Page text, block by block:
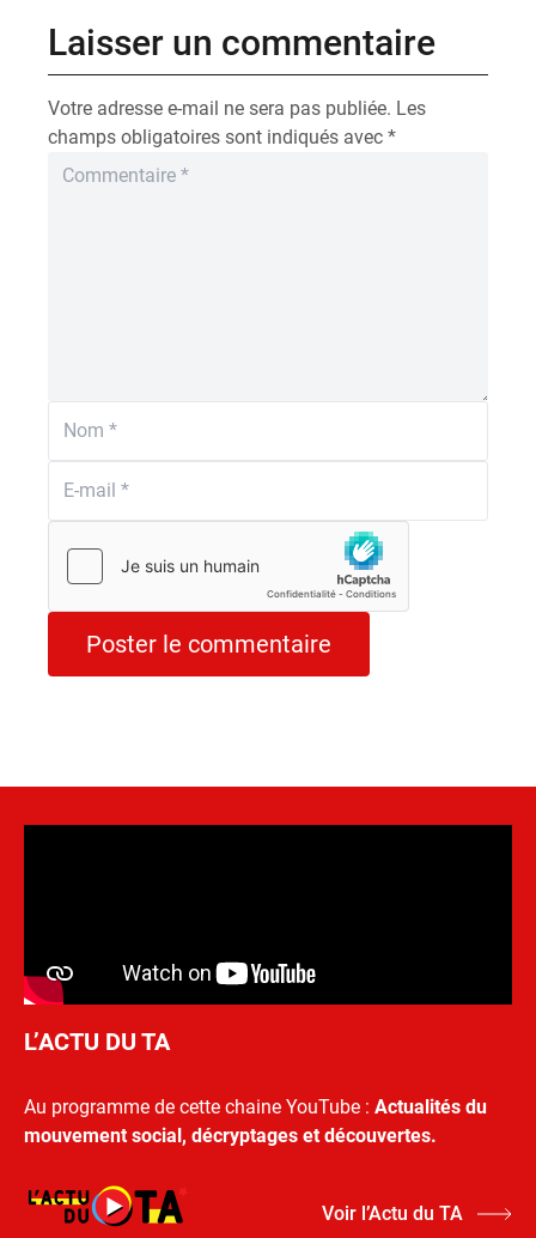
Laisser un commentaire
Votre adresse e-mail ne sera pas publiée. Les
champs obligatoires sont indiqués avec *
L’ACTU DU TA
Au programme de cette chaine YouTube : Actualités du
mouvement social, décryptages et découvertes.
Voir l’Actu du TA